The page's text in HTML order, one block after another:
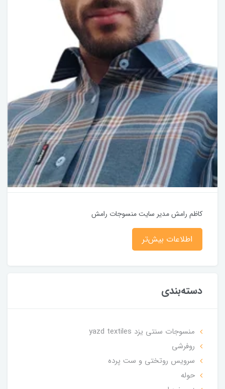
کاظم رامش مدیر سایت منسوجات رامش
اطلاعات بیش‌تر
دسته‌بندی
منسوجات سنتی یزد yazd textiles
روفرشی
سرویس روتختی و ست پرده
حوله